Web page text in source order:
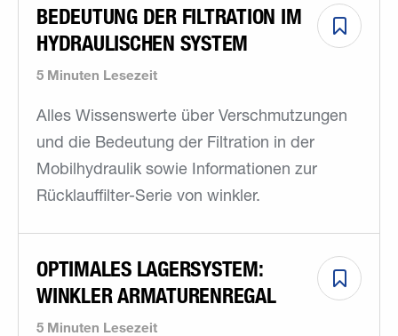
5 Minuten Lesezeit
BEDEUTUNG DER FILTRATION IM
HYDRAULISCHEN SYSTEM
Alles Wissenswerte über Verschmutzungen
und die Bedeutung der Filtration in der
Mobilhydraulik sowie Informationen zur
Rücklauffilter-Serie von winkler.
5 Minuten Lesezeit
OPTIMALES ­LAGERSYSTEM:
WINKLER ARMATURENREGAL